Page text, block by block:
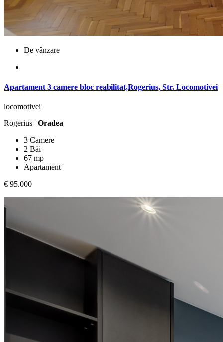
De vânzare
Apartament 3 camere bloc reabilitat,Rogerius, Str. Locomotivei
locomotivei
Rogerius | Oradea
3 Camere
2 Băi
67 mp
Apartament
€ 95.000